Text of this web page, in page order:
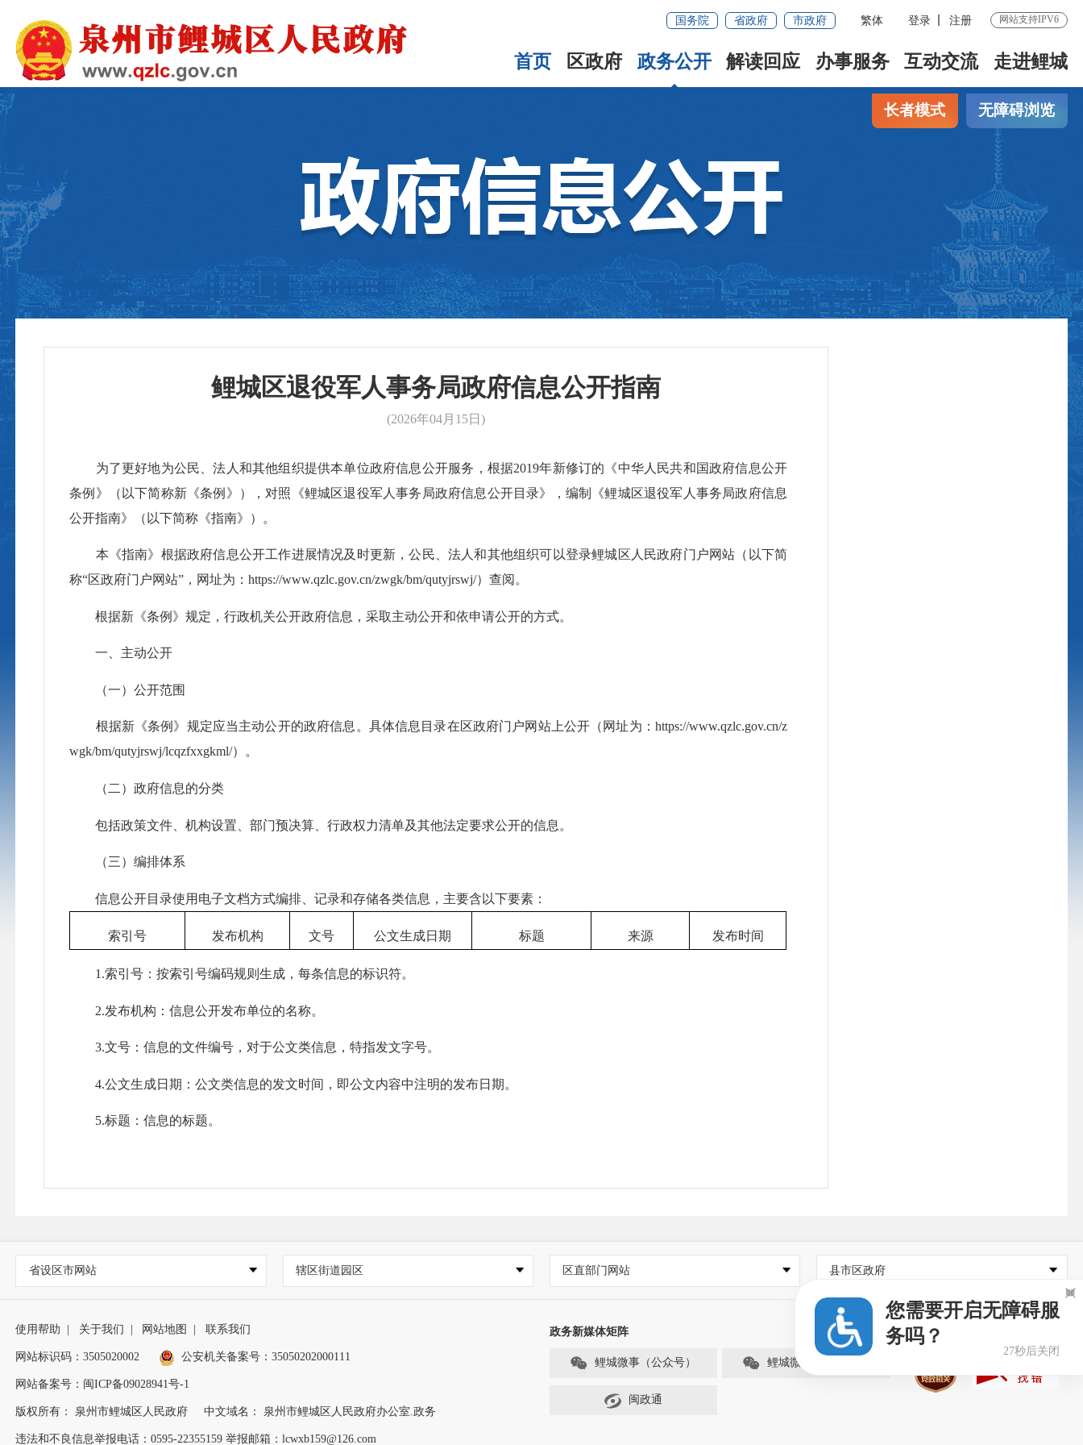
国务院 省政府 市政府 繁体 登录 注册 网站支持IPV6
首页 区政府 政务公开 解读回应 办事服务 互动交流 走进鲤城
长者模式 无障碍浏览
鲤城区退役军人事务局政府信息公开指南
(2026年04月15日)
为了更好地为公民、法人和其他组织提供本单位政府信息公开服务，根据2019年新修订的《中华人民共和国政府信息公开
条例》（以下简称新《条例》），对照《鲤城区退役军人事务局政府信息公开目录》，编制《鲤城区退役军人事务局政府信息
公开指南》（以下简称《指南》）。
本《指南》根据政府信息公开工作进展情况及时更新，公民、法人和其他组织可以登录鲤城区人民政府门户网站（以下简
称“区政府门户网站”，网址为：https://www.qzlc.gov.cn/zwgk/bm/qutyjrswj/）查阅。
根据新《条例》规定，行政机关公开政府信息，采取主动公开和依申请公开的方式。
一、主动公开
（一）公开范围
根据新《条例》规定应当主动公开的政府信息。具体信息目录在区政府门户网站上公开（网址为：https://www.qzlc.gov.cn/z
wgk/bm/qutyjrswj/lcqzfxxgkml/）。
（二）政府信息的分类
包括政策文件、机构设置、部门预决算、行政权力清单及其他法定要求公开的信息。
（三）编排体系
信息公开目录使用电子文档方式编排、记录和存储各类信息，主要含以下要素：
索引号 发布机构 文号 公文生成日期 标题 来源 发布时间
1.索引号：按索引号编码规则生成，每条信息的标识符。
2.发布机构：信息公开发布单位的名称。
3.文号：信息的文件编号，对于公文类信息，特指发文字号。
4.公文生成日期：公文类信息的发文时间，即公文内容中注明的发布日期。
5.标题：信息的标题。
1.泉州市鲤城区人民政府门户网退役军人事务局政府信息公开栏（网址为：https://www.qzlc.gov.cn/zwgk/bm/qutyjrswj/zfxxgkz
2.在区档案馆（地址：福建省泉州市鲤城区开元街道七星街22号，联系电话：0595-22762731）、区图书馆（地址：福建省
泉州市鲤城区临江街道义全街向阳花苑1号楼，联系电话：0595-22176033）设置政府公开信息查阅场所；
3.通过政务公开栏（地址：福建省泉州市鲤城区打锡街157号3号楼3楼）主动公开；
省设区市网站 辖区街道园区 区直部门网站 县市区政府
使用帮助 关于我们 网站地图 联系我们
网站标识码：3505020002 公安机关备案号：35050202000111
网站备案号：闽ICP备09028941号-1
版权所有： 泉州市鲤城区人民政府 中文域名： 泉州市鲤城区人民政府办公室.政务
违法和不良信息举报电话：0595-22355159 举报邮箱：lcwxb159@126.com
政务新媒体矩阵
鲤城微事（公众号） 鲤城微事（视频号）
闽政通
您需要开启无障碍服
务吗？
27秒后关闭
